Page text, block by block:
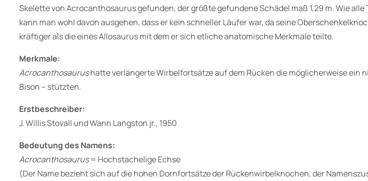
Skelette von Acrocanthosaurus gefunden, der größte gefundene Schädel maß 1,29 m. Wie
kann man wohl davon ausgehen, dass er kein schneller Läufer war, da seine
kräftiger als die eines Allosaurus mit dem er sich etliche anatomische Merkmale teilte.
Merkmale:
Acrocanthosaurushatte verlängerte Wirbelfortsätze auf dem Rücken die möglicherweise ein
Bison – stützten.
Erstbeschreiber:
J. Willis Stovall und Wann Langston jr., 1950
Bedeutung des Namens:
Acrocanthosaurus= Hochstachelige Echse
(Der Name bezieht sich auf die hohen Dornfortsätze der Rückenwirbelknochen, der